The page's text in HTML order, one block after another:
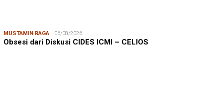
MUSTAMIN RAGA 06/08/2026
Obsesi dari Diskusi CIDES ICMI – CELIOS